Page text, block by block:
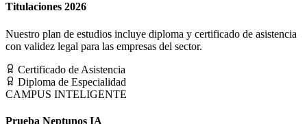
Titulaciones 2026
Nuestro plan de estudios incluye diploma y certificado de asistencia
con validez legal para las empresas del sector.
Certificado de Asistencia
Diploma de Especialidad
CAMPUS INTELIGENTE
Prueba Neptunos IA